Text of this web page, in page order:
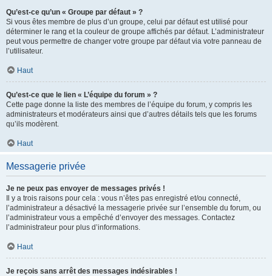
Qu’est-ce qu’un « Groupe par défaut » ?
Si vous êtes membre de plus d’un groupe, celui par défaut est utilisé pour
déterminer le rang et la couleur de groupe affichés par défaut. L’administrateur
peut vous permettre de changer votre groupe par défaut via votre panneau de
l’utilisateur.
Haut
Qu’est-ce que le lien « L’équipe du forum » ?
Cette page donne la liste des membres de l’équipe du forum, y compris les
administrateurs et modérateurs ainsi que d’autres détails tels que les forums
qu’ils modèrent.
Haut
Messagerie privée
Je ne peux pas envoyer de messages privés !
Il y a trois raisons pour cela : vous n’êtes pas enregistré et/ou connecté,
l’administrateur a désactivé la messagerie privée sur l’ensemble du forum, ou
l’administrateur vous a empêché d’envoyer des messages. Contactez
l’administrateur pour plus d’informations.
Haut
Je reçois sans arrêt des messages indésirables !